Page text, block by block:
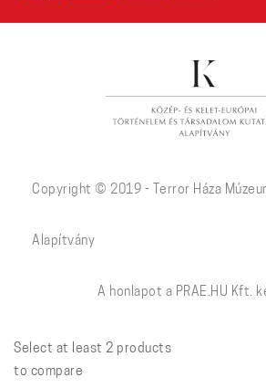
Copyright © 2019 - Terror Háza
Alapítvány
A honlapot a PRAE.HU Kft.
Select at least 2 products
to compare